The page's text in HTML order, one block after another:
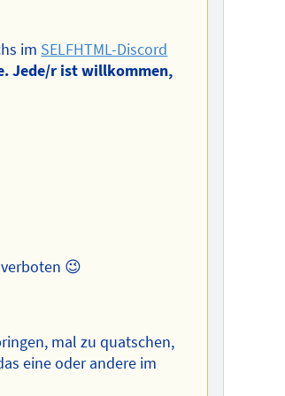
im SELFHTML-Discord
Jede/r ist willkommen,
😉
mal zu quatschen,
eine oder andere im